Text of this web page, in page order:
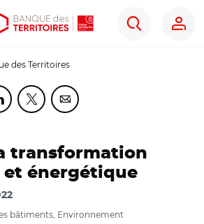
Rechercher
des Territoires
cette page sur Facebook
cette page sur Linkedin
Partager cette page sur Twitter
Partager cette page sur
transformation
énergétique
bâtiments, Environnement